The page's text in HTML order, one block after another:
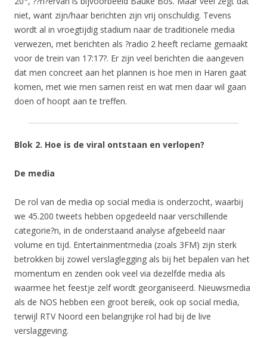
niet, want zijn/haar berichten zijn vrij onschuldig. Tevens
wordt al in vroegtijdig stadium naar de traditionele media
verwezen, met berichten als ?radio 2 heeft reclame gemaakt
voor de trein van 17:17?. Er zijn veel berichten die aangeven
dat men concreet aan het plannen is hoe men in Haren gaat
komen, met wie men samen reist en wat men daar wil gaan
doen of hoopt aan te treffen.
Blok 2. Hoe is de viral ontstaan en verlopen?
De media
De rol van de media op social media is onderzocht, waarbij
we 45.200 tweets hebben opgedeeld naar verschillende
categorie?n, in de onderstaand analyse afgebeeld naar
volume en tijd. Entertainmentmedia (zoals 3FM) zijn sterk
betrokken bij zowel verslaglegging als bij het bepalen van het
momentum en zenden ook veel via dezelfde media als
waarmee het feestje zelf wordt georganiseerd. Nieuwsmedia
als de NOS hebben een groot bereik, ook op social media,
terwijl RTV Noord een belangrijke rol had bij de live
verslaggeving.